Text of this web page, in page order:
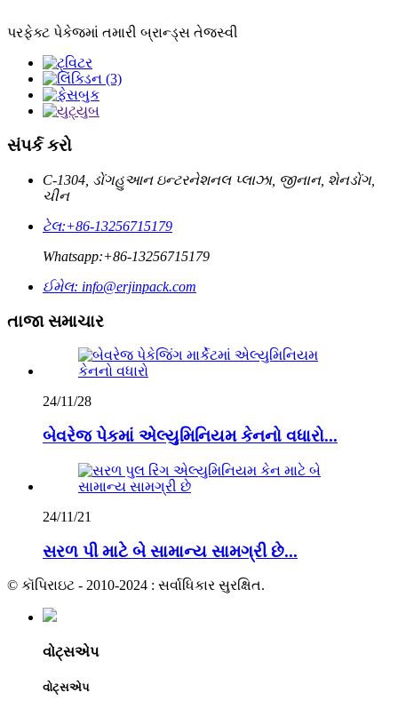
પરફેક્ટ પેકેજમાં તમારી બ્રાન્ડ્સ તેજસ્વી
સંપર્ક કરો
C-1304, ડોંગહુઆન ઇન્ટરનેશનલ પ્લાઝા, જીનાન, શેનડોંગ,
ચીન
ટેલ:+86-13256715179
Whatsapp:+86-13256715179
ઈમેલ: info@erjinpack.com
તાજા સમાચાર
24/11/28
બેવરેજ પેકમાં એલ્યુમિનિયમ કેનનો વધારો...
24/11/21
સરળ પી માટે બે સામાન્ય સામગ્રી છે...
© કૉપિરાઇટ - 2010-2024 : સર્વાધિકાર સુરક્ષિત.
વોટ્સએપ
વોટ્સએપ